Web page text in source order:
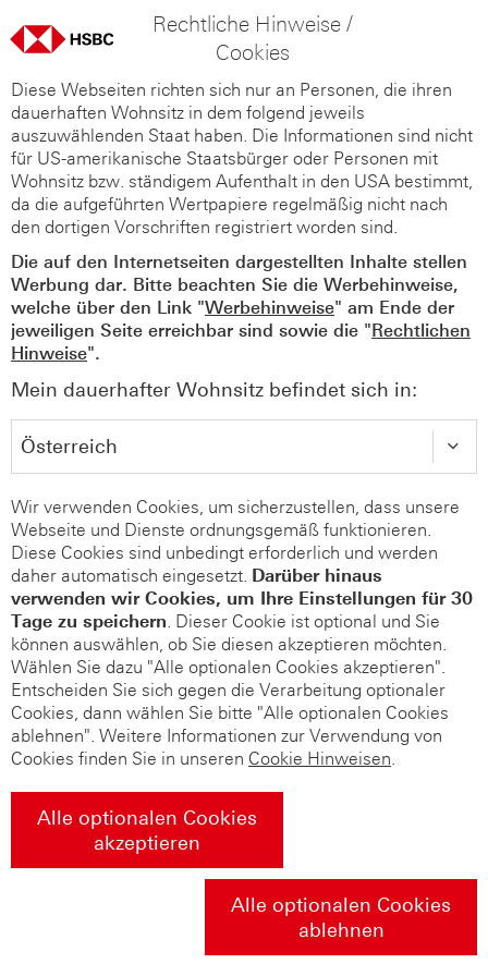
Rechtliche Hinweise /
Cookies
Diese Webseiten richten sich nur an Personen, die ihren
dauerhaften Wohnsitz in dem folgend jeweils
auszuwählenden Staat haben. Die Informationen sind nicht
für US-amerikanische Staatsbürger oder Personen mit
Wohnsitz bzw. ständigem Aufenthalt in den USA bestimmt,
da die aufgeführten Wertpapiere regelmäßig nicht nach
den dortigen Vorschriften registriert worden sind.
Die auf den Internetseiten dargestellten Inhalte stellen
Werbung dar. Bitte beachten Sie die Werbehinweise,
welche über den Link "Werbehinweise" am Ende der
jeweiligen Seite erreichbar sind sowie die "Rechtlichen
Hinweise".
Mein dauerhafter Wohnsitz befindet sich in:
Wir verwenden Cookies, um sicherzustellen, dass unsere
Webseite und Dienste ordnungsgemäß funktionieren.
Diese Cookies sind unbedingt erforderlich und werden
daher automatisch eingesetzt. Darüber hinaus
verwenden wir Cookies, um Ihre Einstellungen für 30
Tage zu speichern. Dieser Cookie ist optional und Sie
können auswählen, ob Sie diesen akzeptieren möchten.
Wählen Sie dazu "Alle optionalen Cookies akzeptieren".
Entscheiden Sie sich gegen die Verarbeitung optionaler
Cookies, dann wählen Sie bitte "Alle optionalen Cookies
ablehnen". Weitere Informationen zur Verwendung von
Cookies finden Sie in unseren Cookie Hinweisen.
Alle optionalen Cookies
akzeptieren
Alle optionalen Cookies
ablehnen